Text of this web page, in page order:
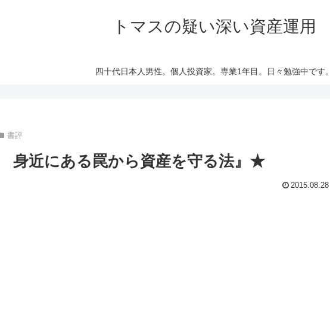
トマスの疑い深い資産運用
四十代日本人男性。個人投資家。専業1年目。日々勉強中です。
書評
身近にある罠から資産を守る法』★
2015.08.28